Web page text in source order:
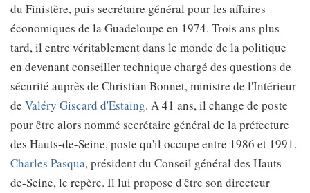
du Finistère, puis secrétaire général pour les affaires
économiques de la Guadeloupe en 1974. Trois ans plus
tard, il entre véritablement dans le monde de la politique
en devenant conseiller technique chargé des questions de
sécurité auprès de Christian Bonnet, ministre de l'Intérieur
de Valéry Giscard d'Estaing. A 41 ans, il change de poste
pour être alors nommé secrétaire général de la préfecture
des Hauts-de-Seine, poste qu'il occupe entre 1986 et 1991.
Charles Pasqua, président du Conseil général des Hauts-
de-Seine, le repère. Il lui propose d'être son directeur